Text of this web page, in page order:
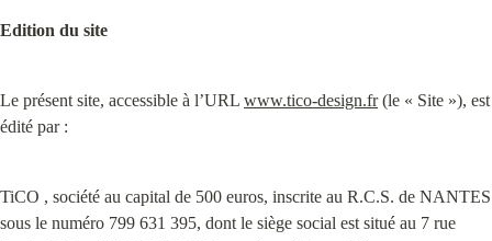
Edition du site
Le présent site, accessible à l’URL www.tico-design.fr (le « Site »), est
édité par :
TiCO , société au capital de 500 euros, inscrite au R.C.S. de NANTES
sous le numéro 799 631 395, dont le siège social est situé au 7 rue